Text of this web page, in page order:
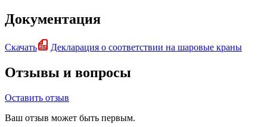
Документация
Скачать Декларация о соответствии на шаровые краны
Отзывы и вопросы
Оставить отзыв
Ваш отзыв может быть первым.